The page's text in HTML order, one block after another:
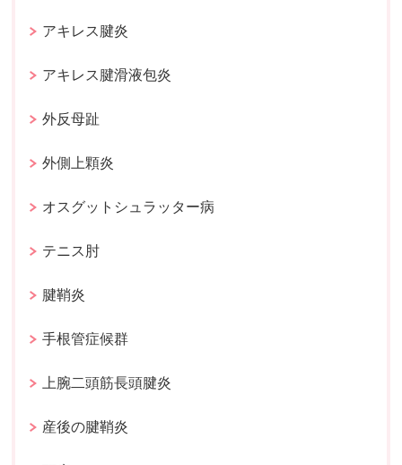
アキレス腱炎
アキレス腱滑液包炎
外反母趾
外側上顆炎
オスグットシュラッター病
テニス肘
腱鞘炎
手根管症候群
上腕二頭筋長頭腱炎
産後の腱鞘炎